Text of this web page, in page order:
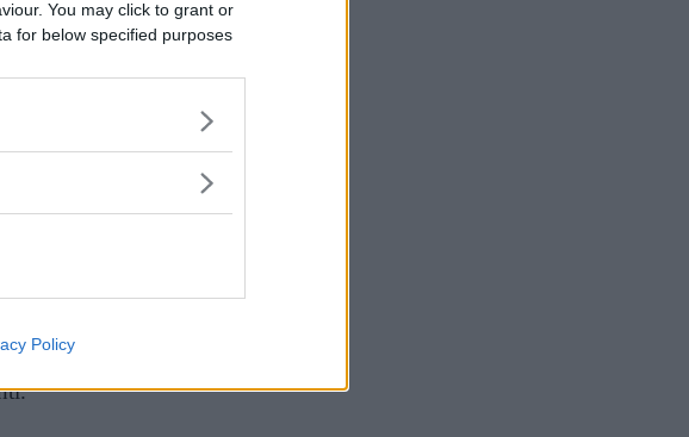
You may click to grant or
for below specified purposes
Policy